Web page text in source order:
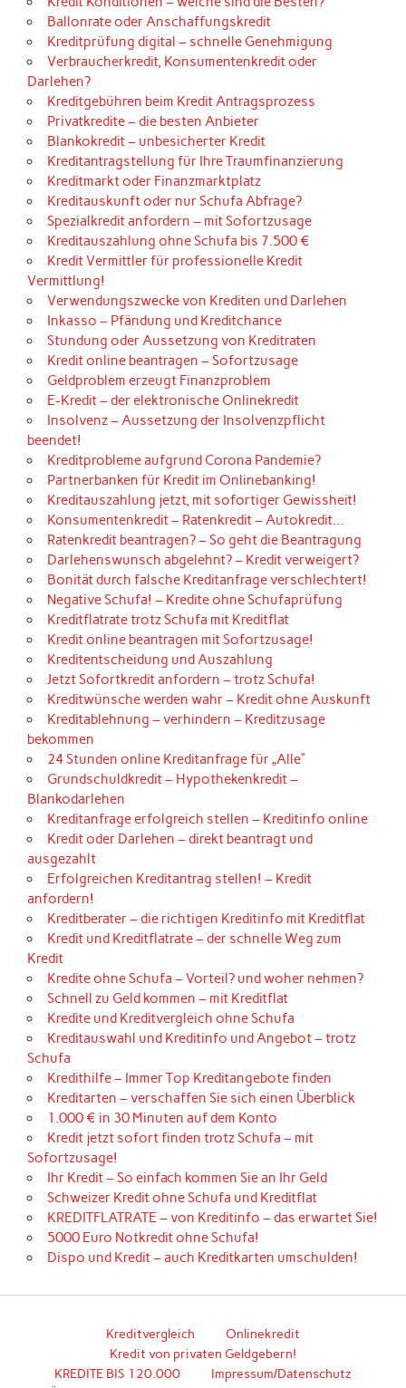
Ballonrate oder Anschaffungskredit
Kreditprüfung digital – schnelle Genehmigung
Verbraucherkredit, Konsumentenkredit oder
Darlehen?
Kreditgebühren beim Kredit Antragsprozess
Privatkredite – die besten Anbieter
Blankokredit – unbesicherter Kredit
Kreditantragstellung für Ihre Traumfinanzierung
Kreditmarkt oder Finanzmarktplatz
Kreditauskunft oder nur Schufa Abfrage?
Spezialkredit anfordern – mit Sofortzusage
Kreditauszahlung ohne Schufa bis 7.500 €
Kredit Vermittler für professionelle Kredit
Vermittlung!
Verwendungszwecke von Krediten und Darlehen
Inkasso – Pfändung und Kreditchance
Stundung oder Aussetzung von Kreditraten
Kredit online beantragen – Sofortzusage
Geldproblem erzeugt Finanzproblem
E-Kredit – der elektronische Onlinekredit
Insolvenz – Aussetzung der Insolvenzpflicht
beendet!
Kreditprobleme aufgrund Corona Pandemie?
Partnerbanken für Kredit im Onlinebanking!
Kreditauszahlung jetzt, mit sofortiger Gewissheit!
Konsumentenkredit – Ratenkredit – Autokredit…
Ratenkredit beantragen? – So geht die Beantragung
Darlehenswunsch abgelehnt? – Kredit verweigert?
Bonität durch falsche Kreditanfrage verschlechtert!
Negative Schufa! – Kredite ohne Schufaprüfung
Kreditflatrate trotz Schufa mit Kreditflat
Kredit online beantragen mit Sofortzusage!
Kreditentscheidung und Auszahlung
Jetzt Sofortkredit anfordern – trotz Schufa!
Kreditwünsche werden wahr – Kredit ohne Auskunft
Kreditablehnung – verhindern – Kreditzusage
bekommen
24 Stunden online Kreditanfrage für „Alle“
Grundschuldkredit – Hypothekenkredit –
Blankodarlehen
Kreditanfrage erfolgreich stellen – Kreditinfo online
Kredit oder Darlehen – direkt beantragt und
ausgezahlt
Erfolgreichen Kreditantrag stellen! – Kredit
anfordern!
Kreditberater – die richtigen Kreditinfo mit Kreditflat
Kredit und Kreditflatrate – der schnelle Weg zum
Kredit
Kredite ohne Schufa – Vorteil? und woher nehmen?
Schnell zu Geld kommen – mit Kreditflat
Kredite und Kreditvergleich ohne Schufa
Kreditauswahl und Kreditinfo und Angebot – trotz
Schufa
Kredithilfe – Immer Top Kreditangebote finden
Kreditarten – verschaffen Sie sich einen Überblick
1.000 € in 30 Minuten auf dem Konto
Kredit jetzt sofort finden trotz Schufa – mit
Sofortzusage!
Ihr Kredit – So einfach kommen Sie an Ihr Geld
Schweizer Kredit ohne Schufa und Kreditflat
KREDITFLATRATE – von Kreditinfo – das erwartet Sie!
5000 Euro Notkredit ohne Schufa!
Dispo und Kredit – auch Kreditkarten umschulden!
Kreditvergleich
Onlinekredit
Kredit von privaten Geldgebern!
KREDITE BIS 120.000
Impressum/Datenschutz